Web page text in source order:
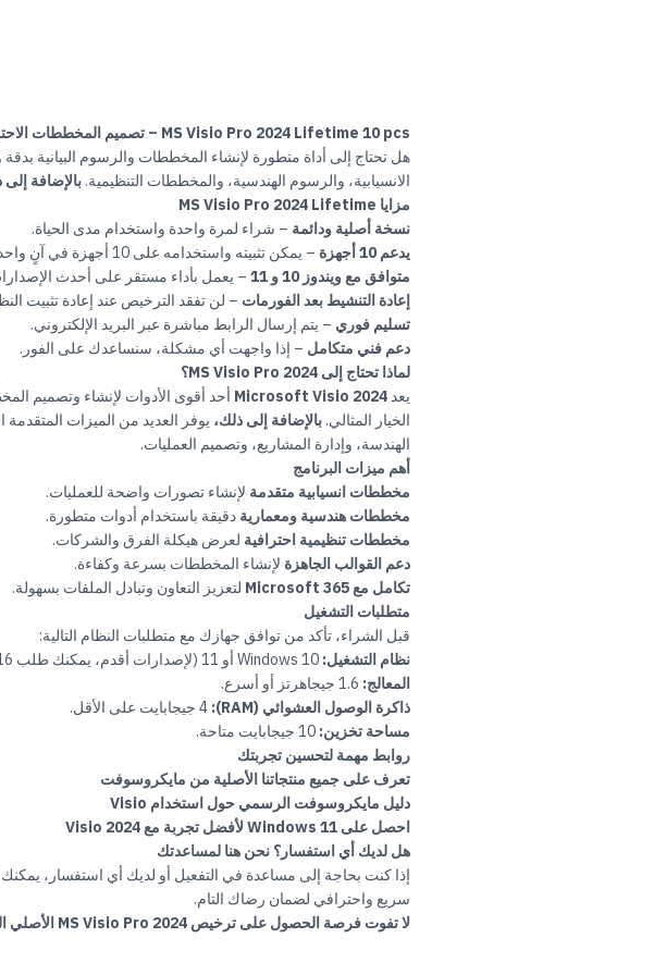
MS Visio Pro 2024 Lifetime 10 pcs – تصميم المخططات الاحترافية بسهولة
الانسيابية، والرسوم الهندسية، والمخططات التنظيمية. بالإضافة إلى
مزايا MS Visio Pro 2024 Lifetime
نسخة أصلية ودائمة – شراء لمرة واحدة واستخدام مدى الحياة.
يدعم 10 أجهزة
– يمكن تثبيته واستخدامه على 10 أجهزة في آنٍ واحد، لكنه غير قابل للنقل إلى أجهزة أخرى بعد التفعيل.
متوافق مع ويندوز 10و 11 – يعمل بأداء مستقر على أحدث
إعادة التنشيط بعد الفورمات – لن تفقد الترخيص عند إعادة تثبيت
تسليم فوري – يتم إرسال الرابط مباشرة عبر البريد الإلكتروني.
دعم فني متكامل – إذا واجهت أي مشكلة، سنساعدك على الفور.
لماذا تحتاج إلى MS Visio Pro 2024؟
يعدMicrosoft Visio 2024 أحد أقوى الأدوات لإنشاء وتصميم
الخيار المثالي. بالإضافة إلى ذلك، يوفر العديد من الميزات المتقدمة
الهندسة، وإدارة المشاريع، وتصميم العمليات.
أهم ميزات البرنامج
مخططات انسيابية متقدمة لإنشاء تصورات واضحة للعمليات.
مخططات هندسية ومعمارية دقيقة باستخدام أدوات متطورة.
مخططات تنظيمية احترافية لعرض هيكلة الفرق والشركات.
دعم القوالب الجاهزة لإنشاء المخططات بسرعة وكفاءة.
تكامل معMicrosoft 365 لتعزيز التعاون وتبادل الملفات بسهولة.
متطلبات التشغيل
قبل الشراء، تأكد من توافق جهازك مع متطلبات النظام التالية:
نظام التشغيل: 10 أو 11 (لإصدارات أقدم، يمكنك طلب MS Visio 2016).
المعالج:
ذاكرة الوصول العشوائي (RAM):
مساحة تخزين:
روابط مهمة لتحسين تجربتك
تعرف على جميع منتجاتنا الأصلية من مايكروسوفت
دليل مايكروسوفت الرسمي حول استخدام Visio
احصل على Windows 11 لأفضل تجربة مع Visio 2024
هل لديك أي استفسار؟ نحن هنا لمساعدتك
إذا كنت بحاجة إلى مساعدة في التفعيل أو لديك أي استفسار، يمكنك
سريع واحترافي لضمان رضاك التام.
لا تفوت فرصة الحصول على ترخيص MS Visio Pro 2024 الأصلي اليوم، وابدأ في تصميم مخططاتك باحترافية وسهولة.